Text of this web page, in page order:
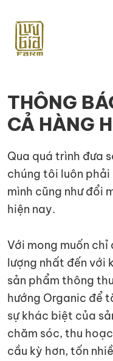
Farm
phẩm
từ
thiên
tốt
cho
sức
khỏe
THÔNG
CẢ HÀNG
Qua quá trình đưa
chúng tôi luôn
mình cũng như đổi
hiện nay.
Với mong muốn
lượng nhất đến với
sản phẩm thông
hướng Organic để
sự khác biệt của
chăm sóc, thu
cầu kỳ hơn, tốn